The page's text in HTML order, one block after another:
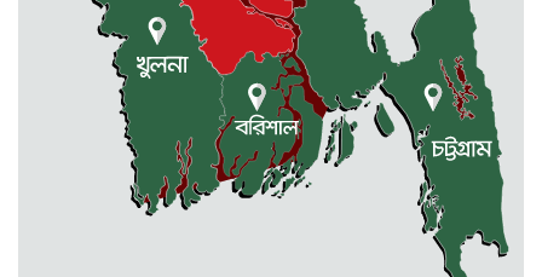
ঢাকাসহ যেসব অঞ্চলে বজ্রবৃষ্টির আভাস
কলমাকান্দা-নেত্রকোনা আঞ্চলিক সড়কে
৫ শতাধিক গাছের চারা রোপণ